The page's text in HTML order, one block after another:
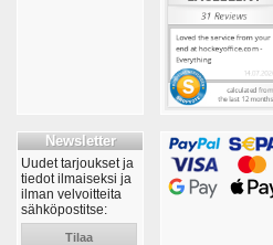
Newsletter
Uudet tarjoukset ja
tiedot ilmaiseksi ja
ilman velvoitteita
sähköpostitse:
Tilaa